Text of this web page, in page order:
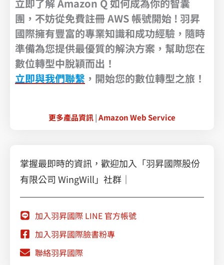
立即了解 Amazon Q 如何成為你的智囊
團，不妨從免費註冊 AWS 帳號開始 ! 羽昇
國際擁有豐富的專業知識和成功經驗，隨時
準備為您提供最優質的解決方案，幫助您在
數位轉型中脫穎而出！
立即與我們聯繫 ，開始您的數位轉型之旅！
更多產品資訊|Amazon Web Service
掌握最即時的資訊，歡迎加入「羽昇國際股份
有限公司 WingWill」社群｜
加入羽昇國際 LINE 官方帳號
加入羽昇國際臉書粉專
聯絡羽昇國際